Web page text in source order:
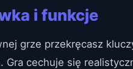
i funkcje
grze przekręcasz
Gra cechuje się